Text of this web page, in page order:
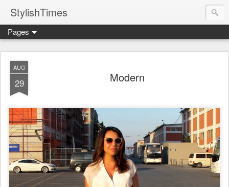
StylishTimes
Pages
AUG
29 Modern